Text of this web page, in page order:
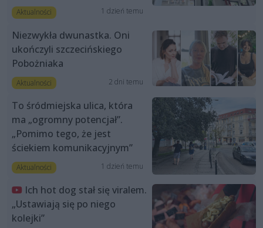
Aktualności 1 dzień temu
Niezwykła dwunastka. Oni
ukończyli szczecińskiego
Pobożniaka
Aktualności 2 dni temu
To śródmiejska ulica, która
ma „ogromny potencjał”.
„Pomimo tego, że jest
ściekiem komunikacyjnym”
Aktualności 1 dzień temu
Ich hot dog stał się viralem.
„Ustawiają się po niego
kolejki”